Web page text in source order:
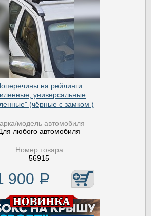
на рейлинги
универсальные
(чёрные с замком )
модель автомобиля
любого автомобиля
Номер товара
56915
900 Р